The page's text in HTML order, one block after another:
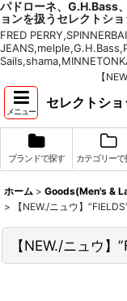
パドローネ、G.H.Bass
ョンを扱うセレクトシ
FRED
【
メニュー
セレクトシ
ブランドで探す カテゴリーで
ホーム > Goods(Men's &
>
【NEW./ニュウ】
【NEW./ニュウ】